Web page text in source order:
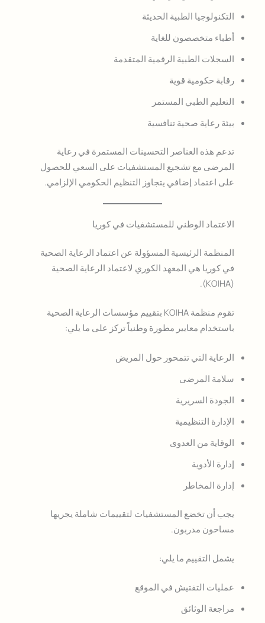
التكنولوجيا الطبية الحديثة
أطباء متخصصون للغاية
السجلات الطبية الرقمية المتقدمة
رقابة حكومية قوية
التعليم الطبي المستمر
بيئة رعاية صحية تنافسية
تدعم هذه العناصر التحسينات المستمرة في رعاية
المرضى مع تشجيع المستشفيات على السعي للحصول
على اعتماد إضافي يتجاوز التنظيم الحكومي الإلزامي.
الاعتماد الوطني للمستشفيات في كوريا
المنظمة الرئيسية المسؤولة عن اعتماد الرعاية الصحية
في كوريا هي المعهد الكوري لاعتماد الرعاية الصحية
(KOIHA).
تقوم منظمة KOIHA بتقييم مؤسسات الرعاية الصحية
باستخدام معايير مطورة وطنياً تركز على ما يلي:
الرعاية التي تتمحور حول المريض
سلامة المرضى
الجودة السريرية
الإدارة التنظيمية
الوقاية من العدوى
إدارة الأدوية
إدارة المخاطر
يجب أن تخضع المستشفيات لتقييمات شاملة يجريها
مساحون مدربون.
يشمل التقييم ما يلي:
عمليات التفتيش في الموقع
مراجعة الوثائق